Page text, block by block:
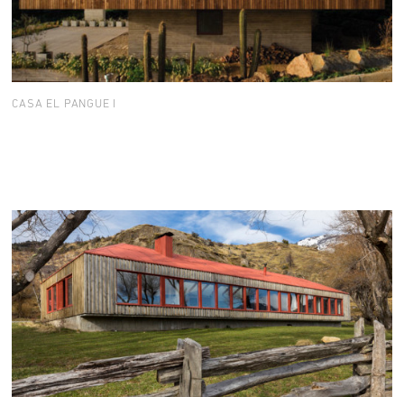
CASA EL PANGUE I